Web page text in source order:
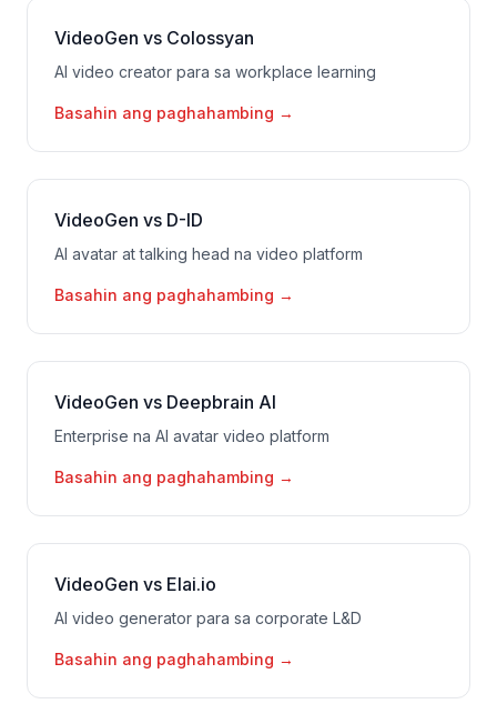
VideoGen vs Colossyan
AI video creator para sa workplace learning
Basahin ang paghahambing →
VideoGen vs D-ID
AI avatar at talking head na video platform
Basahin ang paghahambing →
VideoGen vs Deepbrain AI
Enterprise na AI avatar video platform
Basahin ang paghahambing →
VideoGen vs Elai.io
AI video generator para sa corporate L&D
Basahin ang paghahambing →